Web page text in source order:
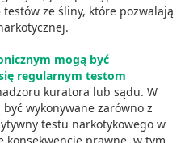
ze śliny, które pozwalają
mogą być
regularnym testom
kuratora lub sądu. W
wykonywane zarówno z
testu narkotykowego w